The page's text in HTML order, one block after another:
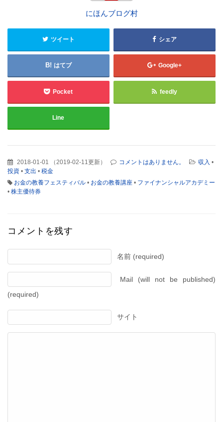
にほんブログ村
ツイート シェア
はてブ Google+
Pocket feedly
Line
2018-01-01 （ 2019-02-11更新） コメントはありません。 収入 •
投資 • 支出 • 税金
お金の教養フェスティバル • お金の教養講座 • ファイナンシャルアカデミー
• 株主優待券
コメントを残す
名前 (required)
Mail (will not be published)
(required)
サイト